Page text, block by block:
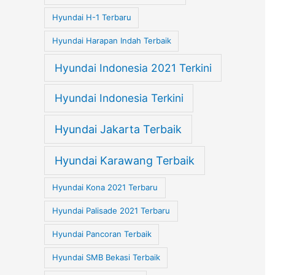
Hyundai H-1 Terbaru
Hyundai Harapan Indah Terbaik
Hyundai Indonesia 2021 Terkini
Hyundai Indonesia Terkini
Hyundai Jakarta Terbaik
Hyundai Karawang Terbaik
Hyundai Kona 2021 Terbaru
Hyundai Palisade 2021 Terbaru
Hyundai Pancoran Terbaik
Hyundai SMB Bekasi Terbaik